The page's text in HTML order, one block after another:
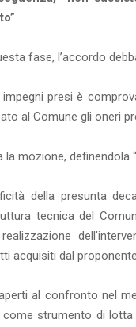
.
fase, l’accordo
presi è
al Comune gli oneri
mozione, definendola
della presunta
tecnica del
acquisiti dal
al confronto nel
strumento di